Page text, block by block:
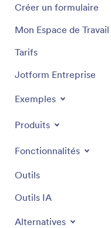
Créer un formulaire
Mon Espace de Travail
Tarifs
Jotform Entreprise
Exemples
Produits
Fonctionnalités
Outils
Outils IA
Alternatives